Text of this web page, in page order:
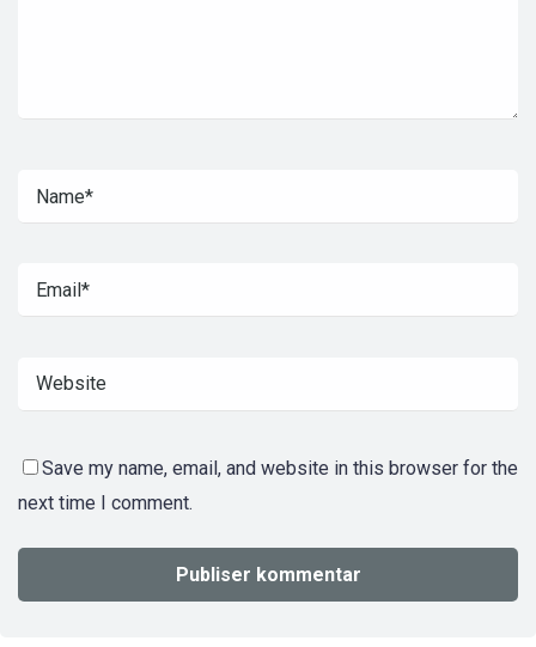
Save my name, email, and website in this browser for the
next time I comment.